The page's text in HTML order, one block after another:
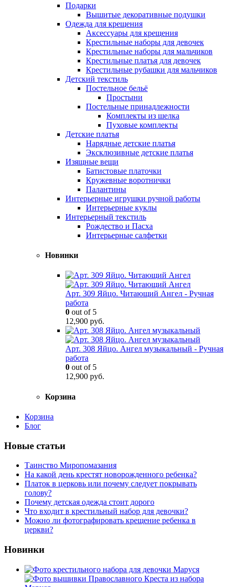
Подарки
Вышитые декоративные подушки
Одежда для крещения
Аксессуары для крещения
Крестильные наборы для девочек
Крестильные наборы для мальчиков
Крестильные платья для девочек
Крестильные рубашки для мальчиков
Детский текстиль
Постельное бельё
Простыни
Постельные принадлежности
Комплекты из шелка
Пуховые комплекты
Детские платья
Нарядные детские платья
Эксклюзивные детские платья
Изящные вещи
Батистовые платочки
Кружевные воротнички
Палантины
Интерьерные игрушки ручной работы
Интерьерные куклы
Интерьерный текстиль
Рождество и Пасха
Интерьерные салфетки
Новинки
Арт. 309 Яйцо. Читающий Ангел - Ручная
работа
0 out of 5
12,900 руб.
Арт. 308 Яйцо. Ангел музыкальный - Ручная
работа
0 out of 5
12,900 руб.
Корзина
Корзина
Блог
Новые статьи
Таинство Миропомазания
На какой день крестят новорожденного ребенка?
Платок в церковь или почему следует покрывать
голову?
Почему детская одежда стоит дорого
Что входит в крестильный набор для девочки?
Можно ли фотографировать крещение ребенка в
церкви?
Новинки